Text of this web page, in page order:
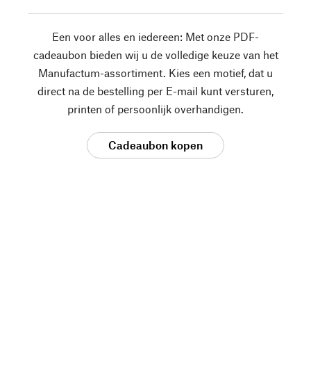
Een voor alles en iedereen: Met onze PDF-
cadeaubon bieden wij u de volledige keuze van het
Manufactum-assortiment. Kies een motief, dat u
direct na de bestelling per E-mail kunt versturen,
printen of persoonlijk overhandigen.
Cadeaubon kopen